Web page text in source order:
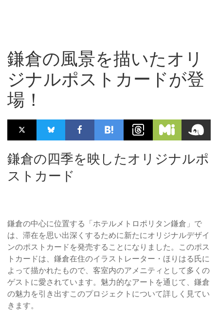
鎌倉の風景を描いたオリ
ジナルポストカードが登
場！
鎌倉の四季を映したオリジナルポ
ストカード
鎌倉の中心に位置する「ホテルメトロポリタン鎌倉」で
は、滞在を思い出深くするために新たにオリジナルデザイ
ンのポストカードを発売することになりました。このポス
トカードは、鎌倉在住のイラストレーター・ほりはる氏に
よって描かれたもので、客室内のアメニティとして多くの
ゲストに愛されています。魅力的なアートを通じて、鎌倉
の魅力を引き出すこのプロジェクトについて詳しく見てい
きます。